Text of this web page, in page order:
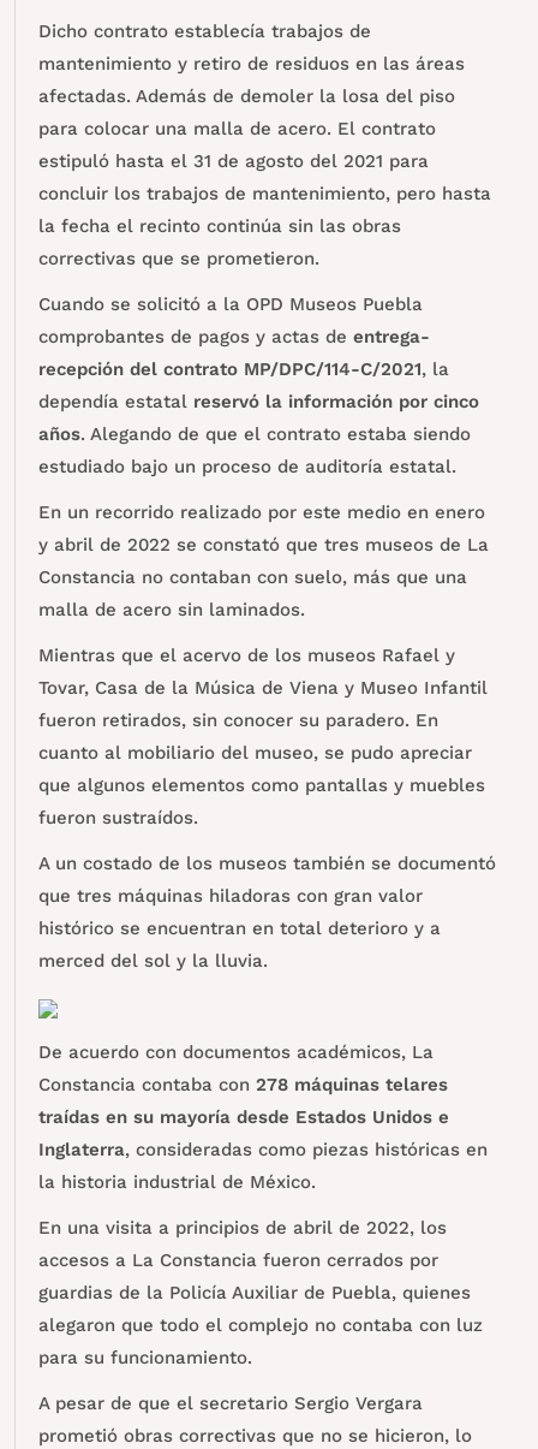
Dicho contrato establecía trabajos de
mantenimiento y retiro de residuos en las áreas
afectadas. Además de demoler la losa del piso
para colocar una malla de acero. El contrato
estipuló hasta el 31 de agosto del 2021 para
concluir los trabajos de mantenimiento, pero hasta
la fecha el recinto continúa sin las obras
correctivas que se prometieron.
Cuando se solicitó a la OPD Museos Puebla
comprobantes de pagos y actas deentrega-
recepción del contrato MP/DPC/114-C/2021, la
dependía estatal reservó la información por cinco
años. Alegando de que el contrato estaba siendo
estudiado bajo un proceso de auditoría estatal.
En un recorrido realizado por este medio en enero
y abril de 2022 se constató que tres museos de La
Constancia no contaban con suelo, más que una
malla de acero sin laminados.
Mientras que el acervo de los museos Rafael y
Tovar, Casa de la Música de Viena y Museo Infantil
fueron retirados, sin conocer su paradero. En
cuanto al mobiliario del museo, se pudo apreciar
que algunos elementos como pantallas y muebles
fueron sustraídos.
A un costado de los museos también se documentó
que tres máquinas hiladoras con gran valor
histórico se encuentran en total deterioro y a
merced del sol y la lluvia.
De acuerdo con documentos académicos, La
Constancia contaba con278 máquinas telares
traídas en su mayoría desde Estados Unidos e
Inglaterra, consideradas como piezas históricas en
la historia industrial de México.
En una visita a principios de abril de 2022, los
accesos a La Constancia fueron cerrados por
guardias de la Policía Auxiliar de Puebla, quienes
alegaron que todo el complejo no contaba con luz
para su funcionamiento.
A pesar de que el secretario Sergio Vergara
prometió obras correctivas que no se hicieron, lo